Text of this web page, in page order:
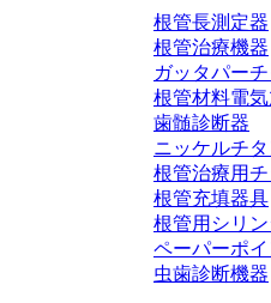
根管長測定器
根管治療機器
ガッタパー
根管材料電
歯髄診断器
ニッケルチ
根管治療用
根管充填器具
根管用シリ
ペーパーポイ
虫歯診断機器